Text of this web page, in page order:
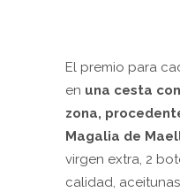
El premio para
en una cesta
zona,
Magalia de
virgen extra, 2
calidad,